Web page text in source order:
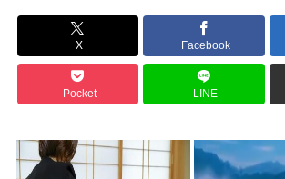
【衝撃】 韓国人「日本、山ひとつが”爆発の聖
3大長寿アニメでウザいキャラ「元太」「カバ
特番「本当にあった怖い安倍晋三」でありがち
四六時中動いてるイラストのコミュニティと
韓国人「大韓サッカー協会が過去に20人の外国
X Facebook
Pocket LINE